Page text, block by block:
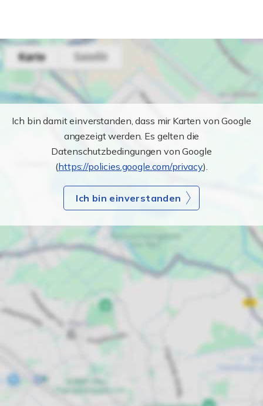
Ich bin damit einverstanden, dass mir Karten von Google
angezeigt werden. Es gelten die
Datenschutzbedingungen von Google
(https://policies.google.com/privacy).
Ich bin einverstanden